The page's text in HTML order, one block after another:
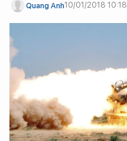
Quang Anh10/01/2018 10:18